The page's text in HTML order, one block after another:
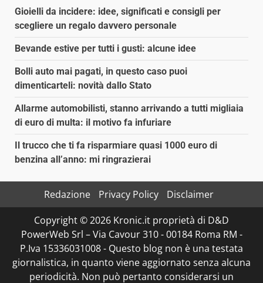
Gioielli da incidere: idee, significati e consigli per
scegliere un regalo davvero personale
Bevande estive per tutti i gusti: alcune idee
Bolli auto mai pagati, in questo caso puoi
dimenticarteli: novità dallo Stato
Allarme automobilisti, stanno arrivando a tutti migliaia
di euro di multa: il motivo fa infuriare
Il trucco che ti fa risparmiare quasi 1000 euro di
benzina all’anno: mi ringrazierai
Redazione Privacy Policy
Disclaimer
Copyright © 2026 Kronic.it proprietà di D&D
PowerWeb Srl – Via Cavour 310 - 00184 Roma RM -
P.Iva 15336031008 - Questo blog non è una testata
giornalistica, in quanto viene aggiornato senza alcuna
periodicità. Non può pertanto considerarsi un